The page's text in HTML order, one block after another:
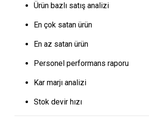
Ürün bazlı satış analizi
En çok satan ürün
En az satan ürün
Personel performans raporu
Kar marjı analizi
Stok devir hızı